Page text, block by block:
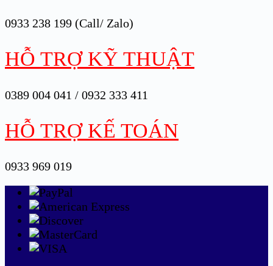
0933 238 199 (Call/ Zalo)
HỖ TRỢ KỸ THUẬT
0389 004 041 / 0932 333 411
HỖ TRỢ KẾ TOÁN
0933 969 019